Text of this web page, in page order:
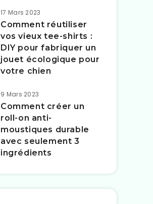
17 Mars 2023
Comment réutiliser
vos vieux tee-shirts :
DIY pour fabriquer un
jouet écologique pour
votre chien
9 Mars 2023
Comment créer un
roll-on anti-
moustiques durable
avec seulement 3
ingrédients